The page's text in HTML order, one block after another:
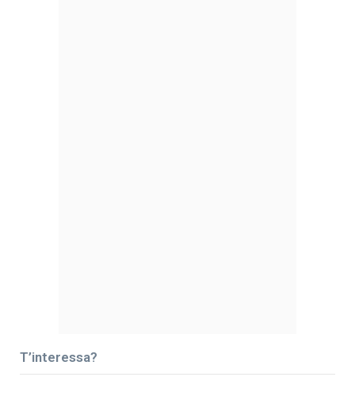
T’interessa?